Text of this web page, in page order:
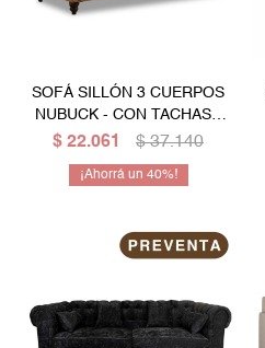
SOFÁ SILLÓN 3 CUERPOS
NUBUCK - CON TACHAS -
BEIGE
$ 22.061 $ 37.140
40